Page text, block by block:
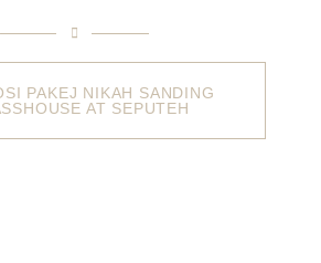
PAKEJ NIKAH SANDING
AT SEPUTEH